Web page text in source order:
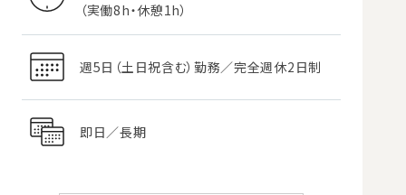
（実働8h・休憩1h）
週5日（土日祝含む）勤務／完全週休2日制
即日／長期